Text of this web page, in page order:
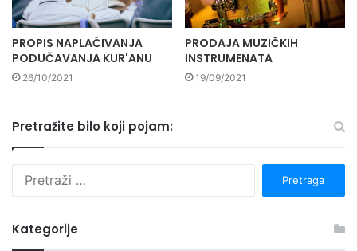
PROPIS NAPLAĆIVANJA
PODUČAVANJA KUR'ANU
26/10/2021
PRODAJA MUZIČKIH
INSTRUMENATA
19/09/2021
Pretražite bilo koji pojam:
Kategorije